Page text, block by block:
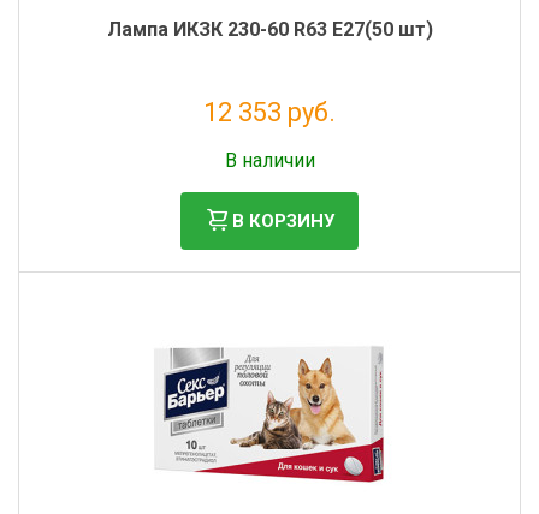
Лампа ИКЗК 230-60 R63 E27(50 шт)
12 353 руб.
В наличии
В КОРЗИНУ